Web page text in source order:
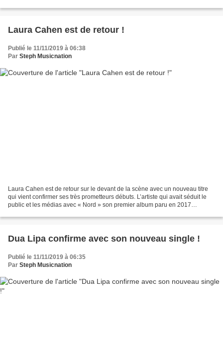
Laura Cahen est de retour !
Publié le 11/11/2019 à 06:38
Par Steph Musicnation
Laura Cahen est de retour sur le devant de la scène avec un nouveau titre
qui vient confirmer ses très prometteurs débuts. L’artiste qui avait séduit le
public et les médias avec « Nord » son premier album paru en 2017
Dua Lipa confirme avec son nouveau single !
Publié le 11/11/2019 à 06:35
Par Steph Musicnation